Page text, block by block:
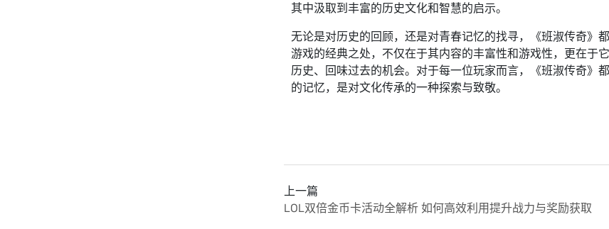
其中汲取到丰富的历史文化和智慧的启示。
无论是对历史的回顾，还是对青春记忆的找寻，《班淑传奇》
游戏的经典之处，不仅在于其内容的丰富性和游戏性，更在于
历史、回味过去的机会。对于每一位玩家而言，《班淑传奇》
的记忆，是对文化传承的一种探索与致敬。
上一篇
LOL双倍金币卡活动全解析 如何高效利用提升战力与奖励获取